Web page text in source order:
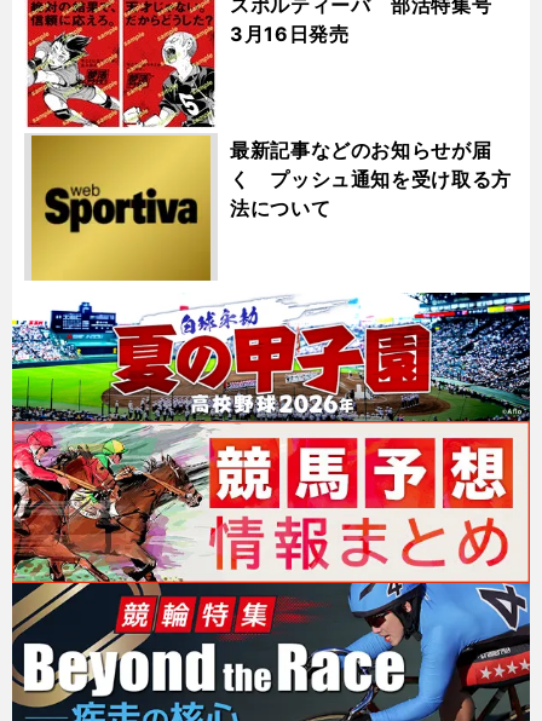
3月16日発売
最新記事などのお知らせが届
く プッシュ通知を受け取る方
法について